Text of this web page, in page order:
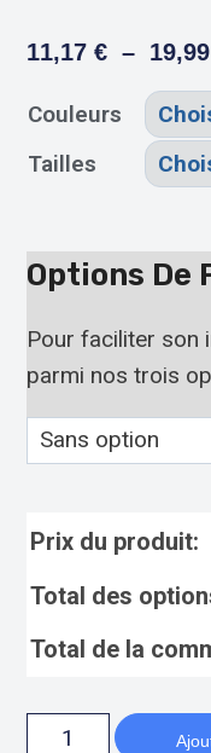
11,17€ –
Couleurs
Tailles
Options De
Pour faciliter son
parmi nos trois
Prix du produit:
Total des
Total de la